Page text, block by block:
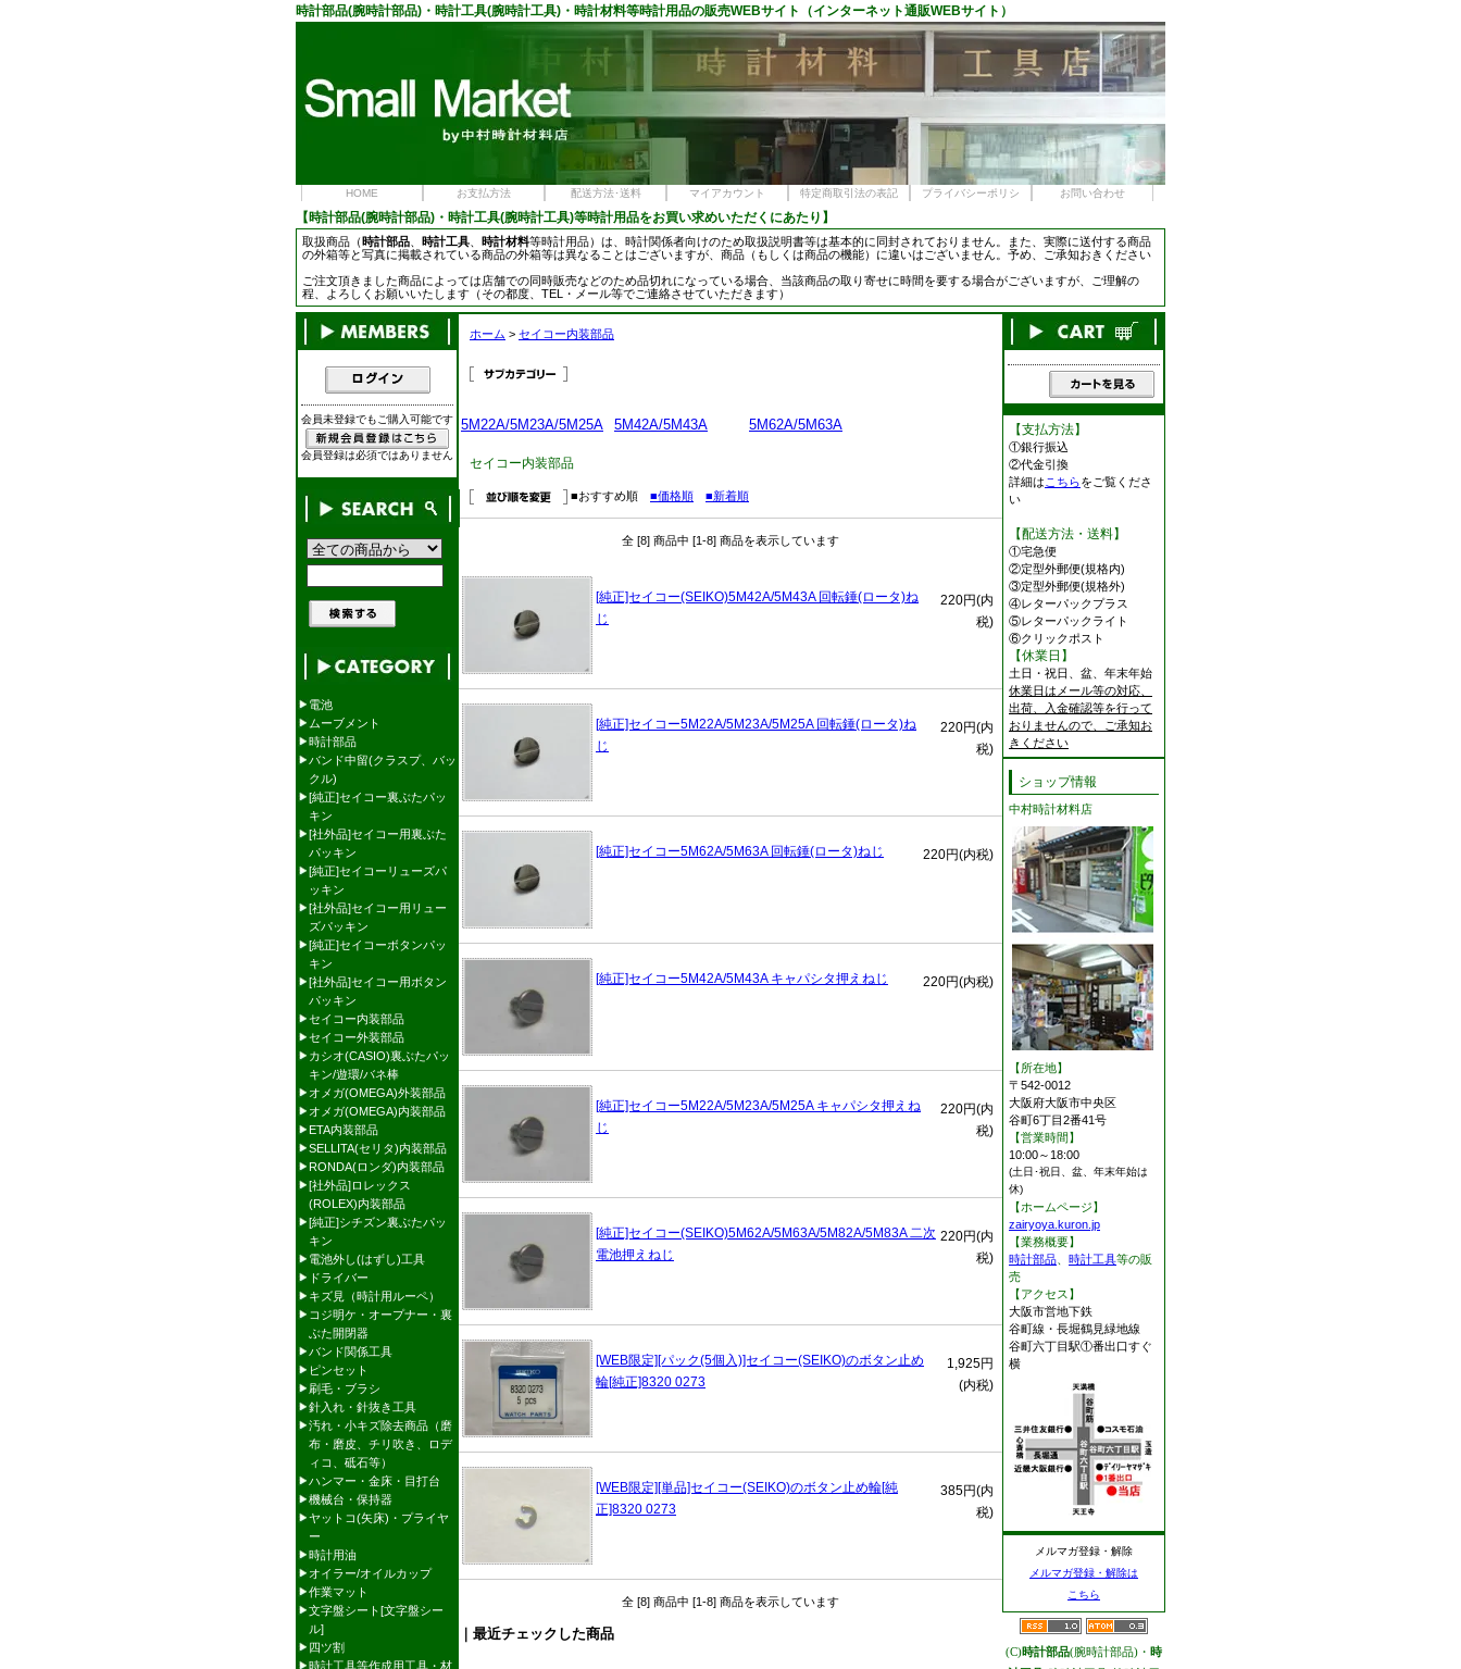
時計部品(腕時計部品)・ 時計工具(腕時計工具)・ 時計材料等時計用品の販売WEBサイト（インターネット通販WEBサイト）
HOME お支払方法 配送方法･送料 マイアカウント 特定商取引法の表記 プライバシーポリシ お問い合わせ
【時計部品(腕時計部品)・ 時計工具(腕時計工具)等時計用品をお買い求めいただくにあたり】
取扱商品（時計部品 時計工具 時計材料等時計用品）は、時計関係者向けのため取扱説明書等は基本的に同封されておりません。また、実際に送付する商品
の外箱等と写真に掲載されている商品の外箱等は異なることはございますが、商品（もしくは商品の機能）に違いはございません。予め、ご承知おきください
ご注文頂きました商品によっては店舗での同時販売などのため品切れになっている場合、当該商品の取り寄せに時間を要する場合がございますが、ご理解の
程、よろしくお願いいたします（その都度、TEL・メール等でご連絡させていただきます）
ホーム > セイコー内装部品
5M22A/5M23A/5M25A 5M42A/5M43A 5M62A/5M63A
セイコー内装部品
■おすすめ順 ■価格順 ■新着順
全 [8] 商品中 [1-8] 商品を表示しています
[純正]セイコー(SEIKO)5M42A/5M43A 回転錘(ロータ)ね
じ
220円(内
税)
[純正]セイコー5M22A/5M23A/5M25A 回転錘(ロータ)ね
じ
220円(内
税)
[純正]セイコー5M62A/5M63A 回転錘(ロータ)ねじ 220円(内税)
[純正]セイコー5M42A/5M43A キャパシタ押えねじ 220円(内税)
[純正]セイコー5M22A/5M23A/5M25A キャパシタ押えね
じ
220円(内
税)
[純正]セイコー(SEIKO)5M62A/5M63A/5M82A/5M83A 二次
電池押えねじ
220円(内
税)
[WEB限定][パック(5個入)]セイコー(SEIKO)のボタン止め
輪[純正]8320 0273
1,925円
(内税)
[WEB限定][単品]セイコー(SEIKO)のボタン止め輪[純
正]8320 0273
385円(内
税)
全 [8] 商品中 [1-8] 商品を表示しています
｜最近チェックした商品
会員未登録でもご購入可能です
会員登録は必須ではありません
電池
ムーブメント
時計部品
バンド中留(クラスプ、バッ
クル)
[純正]セイコー裏ぶたパッ
キン
[社外品]セイコー用裏ぶた
パッキン
[純正]セイコーリューズパ
ッキン
[社外品]セイコー用リュー
ズパッキン
[純正]セイコーボタンパッ
キン
[社外品]セイコー用ボタン
パッキン
セイコー内装部品
セイコー外装部品
カシオ(CASIO)裏ぶたパッ
キン/遊環/バネ棒
オメガ(OMEGA)外装部品
オメガ(OMEGA)内装部品
ETA内装部品
SELLITA(セリタ)内装部品
RONDA(ロンダ)内装部品
[社外品]ロレックス
(ROLEX)内装部品
[純正]シチズン裏ぶたパッ
キン
電池外し(はずし)工具
ドライバー
キズ見（時計用ルーペ）
コジ明ケ・オープナー・裏
ぶた開閉器
バンド関係工具
ピンセット
刷毛・ブラシ
針入れ・針抜き工具
汚れ・小キズ除去商品（磨
布・磨皮、チリ吹き、ロデ
ィコ、砥石等）
ハンマー・金床・目打台
機械台・保持器
ヤットコ(矢床)・プライヤ
ー
時計用油
オイラー/オイルカップ
作業マット
文字盤シート[文字盤シー
ル]
四ツ割
時計工具等作成用工具・材
【支払方法】
①銀行振込
②代金引換
詳細は こちらをご覧くださ
い
【配送方法・送料】
①宅急便
②定型外郵便(規格内)
③定型外郵便(規格外)
④レターパックプラス
⑤レターパックライト
⑥クリックポスト
【休業日】
土日・祝日、盆、年末年始
休業日はメール等の対応、
出荷、入金確認等を行って
おりませんので、ご承知お
きください
ショップ情報
中村時計材料店
【所在地】
〒542-0012
大阪府大阪市中央区
谷町6丁目2番41号
【営業時間】
10:00～18:00
(土日･祝日、盆、年末年始は
休)
【ホームページ】
zairyoya.kuron.jp
【業務概要】
時計部品
時計工具等の販
売
【アクセス】
大阪市営地下鉄
谷町線・長堀鶴見緑地線
谷町六丁目駅①番出口すぐ
横
メルマガ登録・解除
メルマガ登録・解除は
こちら
(C)時計部品(腕時計部品)・ 時